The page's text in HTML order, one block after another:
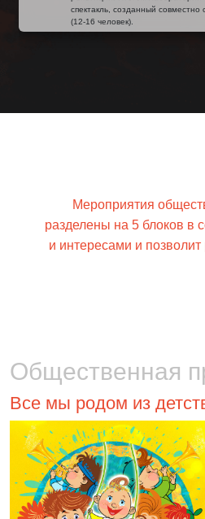
спектакль, созданный совместно
(12-16 человек).
Мероприятия
разделены на 5 блоков в
и интересами и
Общественная
Все мы родом из